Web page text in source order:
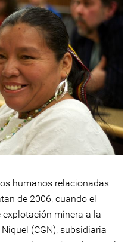
humanos relacionadas
de 2006, cuando el
minera a la
(CGN), subsidiaria